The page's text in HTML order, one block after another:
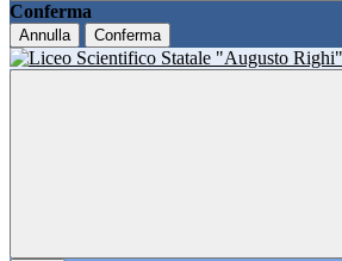
Conferma
Annulla Conferma